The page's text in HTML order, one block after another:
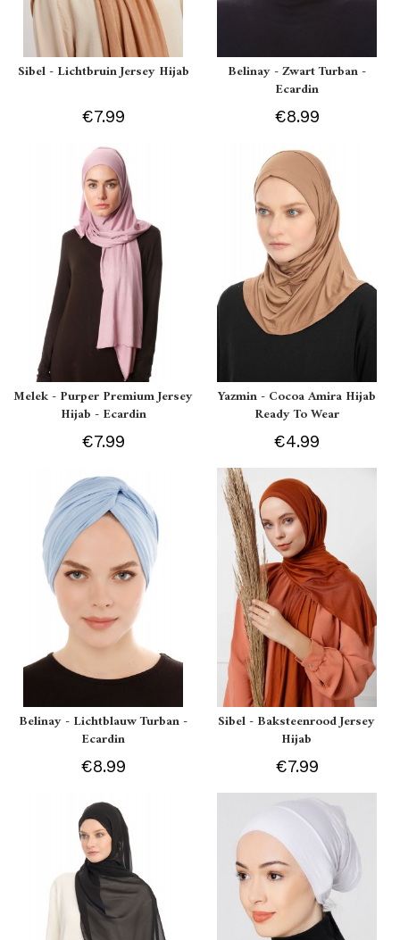
Sibel - Lichtbruin Jersey Hijab
€7.99
Belinay - Zwart Turban -
Ecardin
€8.99
Melek - Purper Premium Jersey
Hijab - Ecardin
€7.99
Yazmin - Cocoa Amira Hijab
Ready To Wear
€4.99
Belinay - Lichtblauw Turban -
Ecardin
€8.99
Sibel - Baksteenrood Jersey
Hijab
€7.99